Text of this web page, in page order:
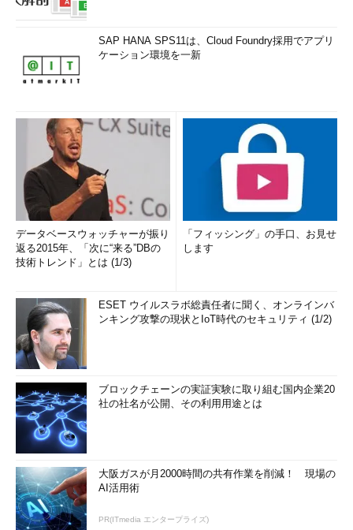
SAP HANA SPS11は、Cloud Foundry採用でアプリ
ケーション環境を一新
データベースウォッチャーが振り
返る2015年、「次に“来る”DBの
技術トレンド」とは (1/3)
「フィッシング」の手口、お見せ
します
ESET ウイルスラボ総責任者に聞く、オンラインバ
ンキング攻撃の現状とIoT時代のセキュリティ (1/2)
ブロックチェーンの実証実験に取り組む国内企業20
社の社名が公開、その利用用途とは
大阪ガスが月2000時間の共有作業を削減！ 現場の
AI活用術
PR(ITmedia エンタープライズ)